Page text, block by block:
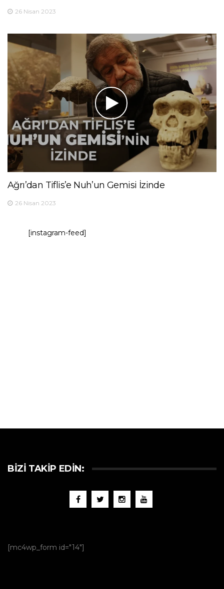
26 Nisan 2023
Ağrı’dan Tiflis’e Nuh’un Gemisi İzinde
26 Nisan 2023
[instagram-feed]
BIZI TAKIP EDIN:
[mc4wp_form id="14"]